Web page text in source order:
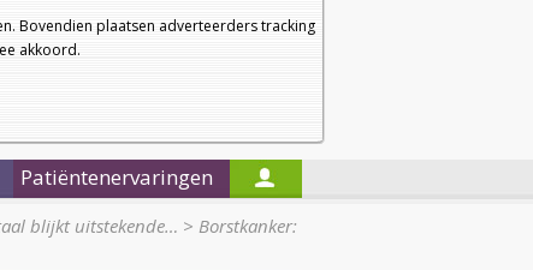
Bovendien plaatsen adverteerders tracking
akkoord.
a
a
Nieuwsbrief
Startpagina
Patiëntenervaringen
blijkt uitstekende… > Borstkanker: